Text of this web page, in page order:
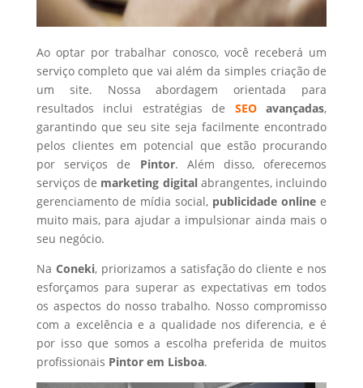
Ao optar por trabalhar conosco, você receberá um
serviço completo que vai além da simples criação de
um site. Nossa abordagem orientada para
resultados inclui estratégias de SEOavançadas,
garantindo que seu site seja facilmente encontrado
pelos clientes em potencial que estão procurando
por serviços de Pintor. Além disso, oferecemos
serviços de marketing digital abrangentes, incluindo
gerenciamento de mídia social, publicidade online e
muito mais, para ajudar a impulsionar ainda mais o
seu negócio.
Na Coneki, priorizamos a satisfação do cliente e nos
esforçamos para superar as expectativas em todos
os aspectos do nosso trabalho. Nosso compromisso
com a excelência e a qualidade nos diferencia, e é
por isso que somos a escolha preferida de muitos
profissionais Pintorem Lisboa.